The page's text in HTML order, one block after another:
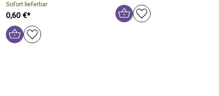
Sofort lieferbar
0,60 €*